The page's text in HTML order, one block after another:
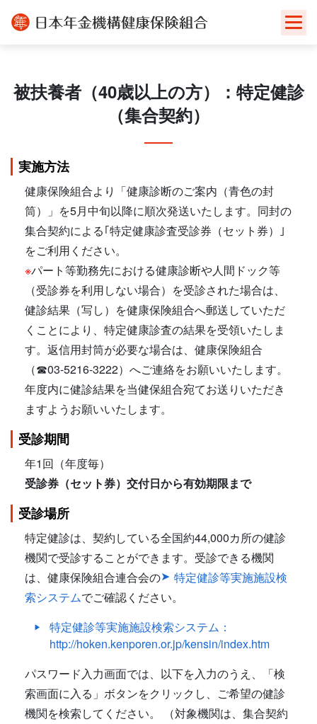
被扶養者（40歳以上の方）：特定健診
（集合契約）
実施方法
健康保険組合より「健康診断のご案内（青色の封
筒）」を5月中旬以降に順次発送いたします。同封の
集合契約による｢特定健康診査受診券（セット券）｣
をご利用ください。
※パート等勤務先における健康診断や人間ドック等
（受診券を利用しない場合）を受診された場合は、
健診結果（写し）を健康保険組合へ郵送していただ
くことにより、特定健康診査の結果を受領いたしま
す。返信用封筒が必要な場合は、健康保険組合
（☎03-5216-3222）へご連絡をお願いいたします。
年度内に健診結果を当健保組合宛てお送りいただき
ますようお願いいたします。
受診期間
年1回（年度毎）
受診券（セット券）交付日から有効期限まで
受診場所
特定健診は、契約している全国約44,000カ所の健診
機関で受診することができます。受診できる機関
は、健康保険組合連合会の
特定健診等実施施設検
索システムでご確認ください。
特定健診等実施施設検索システム：
http://hoken.kenporen.or.jp/kensin/index.htm
パスワード入力画面では、以下を入力のうえ、「検
索画面に入る」ボタンをクリックし、ご希望の健診
機関を検索してください。 （対象機関は、集合契約